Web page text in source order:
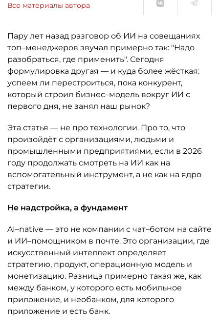
Все материалы автора
Пару лет назад разговор об ИИ на совещаниях
топ–менеджеров звучал примерно так: "Надо
разобраться, где применить". Сегодня
формулировка другая — и куда более жёсткая:
успеем ли перестроиться, пока конкурент,
который строил бизнес–модель вокруг ИИ с
первого дня, не занял наш рынок?
Эта статья — не про технологии. Про то, что
произойдёт с организациями, людьми и
промышленными предприятиями, если в 2026
году продолжать смотреть на ИИ как на
вспомогательный инструмент, а не как на ядро
стратегии.
Не надстройка, а фундамент
AI–native — это не компании с чат–ботом на сайте
и ИИ–помощником в почте. Это организации, где
искусственный интеллект определяет
стратегию, продукт, операционную модель и
монетизацию. Разница примерно такая же, как
между банком, у которого есть мобильное
приложение, и необанком, для которого
приложение и есть банк.